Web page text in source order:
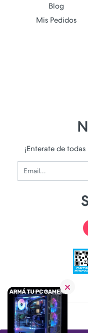
Blog
Mis Pedidos
¡Enterate de
Email